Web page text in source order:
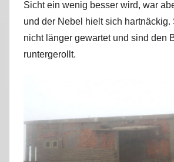
M
a
r
Sicht ein wenig besser wird, war
und der Nebel hielt sich hartnäckig.
nicht länger gewartet und sind den
runtergerollt.